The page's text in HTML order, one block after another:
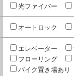
光ファイバー
オートロック
エレベーター
フローリング
バイク置き場あり